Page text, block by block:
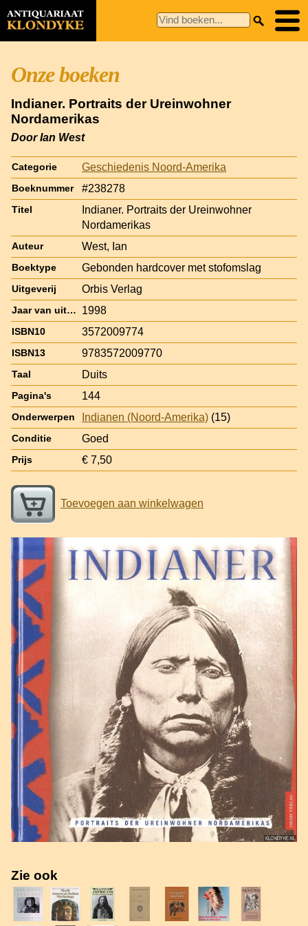
Onze boeken
Indianer. Portraits der Ureinwohner
Nordamerikas
Door Ian West
Categorie Geschiedenis Noord-Amerika
Boeknummer #238278
Titel
Indianer. Portraits der Ureinwohner
Nordamerikas
Auteur West, Ian
Boektype Gebonden hardcover met stofomslag
Uitgeverij Orbis Verlag
Jaar van uitgave 1998
ISBN10 3572009774
ISBN13 9783572009770
Taal Duits
Pagina's 144
Onderwerpen Indianen (Noord-Amerika) (15)
Conditie Goed
Prijs € 7,50
Toevoegen aan winkelwagen
Zie ook